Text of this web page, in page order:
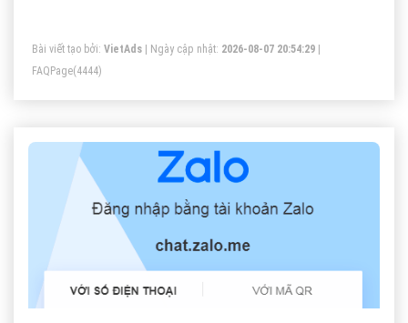
Bài viết tạo bởi: VietAds | Ngày cập nhật: 2026-08-07 20:54:29
FAQPage(4444)